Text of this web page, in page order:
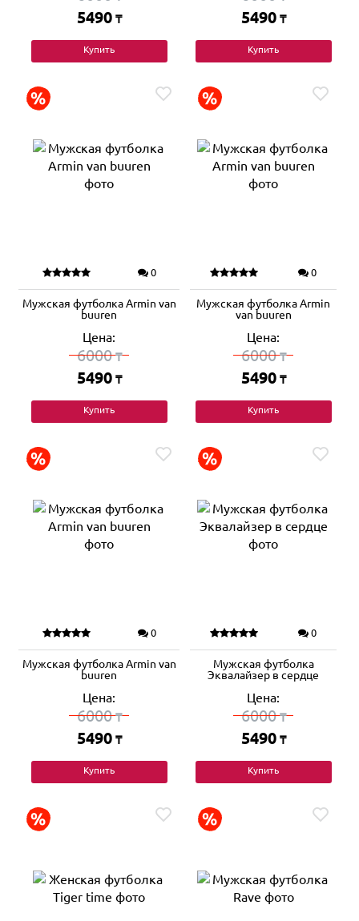
5490 ₸
Купить
5490 ₸
Купить
0
Мужская футболка Armin van
buuren
Цена:
6000₸
5490 ₸
Купить
0
Мужская футболка Armin
van buuren
Цена:
6000₸
5490 ₸
Купить
0
Мужская футболка Armin van
buuren
Цена:
6000₸
5490 ₸
Купить
0
Мужская футболка
Эквалайзер в сердце
Цена:
6000₸
5490 ₸
Купить